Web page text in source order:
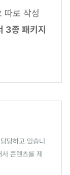
따로 작성
3종 패키지
당하고 있습니
콘텐츠를 제